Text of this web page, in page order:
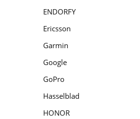
ENDORFY
Ericsson
Garmin
Google
GoPro
Hasselblad
HONOR